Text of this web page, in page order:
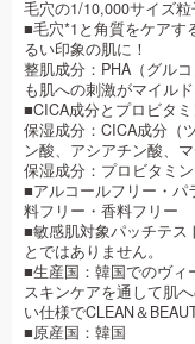
毛穴の1/10,000サイズ粒
■毛穴*1と角質をケアす
るい印象の肌に！
整肌成分：PHA（グル
も肌への刺激がマイル
■CICA成分とプロビタ
保湿成分：CICA成分（
ン酸、アシアチン酸、マ
保湿成分：プロビタミン
■アルコールフリー・パ
料フリー・香料フリー
■敏感肌対象パッチテス
とではありません。
■生産国：韓国でのヴィ
スキンケアを通して肌
い仕様でCLEAN＆
■原産国：韓国